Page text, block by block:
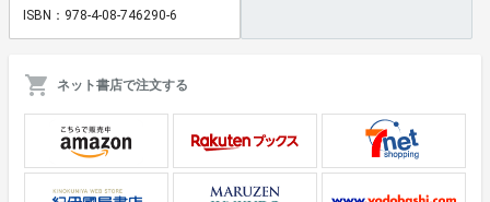
ISBN：978-4-08-746290-6
ネット書店で注文する